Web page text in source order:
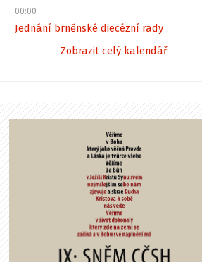
00:00
Jednání brněnské diecézní rady
Zobrazit celý kalendář